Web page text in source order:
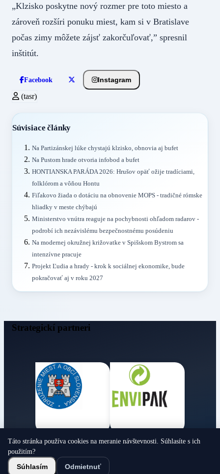
„Klzisko poskytne nový rozmer pre toto miesto a
zároveň rozšíri ponuku miest, kam si v Bratislave
počas zimy môžete zájsť zakorčuľovať,” spresnil
inštitút.
Facebook Instagram
(tasr)
Súvisiace články
Na Partizánskej lúke chystajú klzisko, obnovia aj bufet
Na Pustom hrade otvoria infobod a bufet
HONTIANSKA PARÁDA 2026: Hrušov opäť ožije tradíciami,
folklórom a vôňou Hontu
Fiľakovo žiada o dotáciu na obnovenie MOPS - tradičné rómske
hliadky v meste chýbajú
Ministerstvo vnútra reaguje na pochybnosti ohľadom radarov -
podrobí ich nezávislému bezpečnostnému posúdeniu
Na modernej okružnej križovatke v Spišskom Bystrom sa
intenzívne pracuje
Projekt Ľudia a hrady - krok k sociálnej ekonomike, bude
pokračovať aj v roku 2027
Strategickí partneri
Obecné noviny
© 2026 Všetky práva vyhradené
Táto stránka používa cookies na meranie návštevnosti. Súhlasíte s ich
použitím?
Súhlasím Odmietnuť